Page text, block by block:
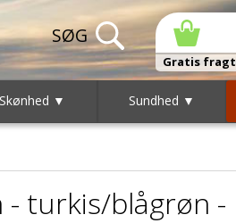
Gratis fragt
Skønhed ▼ Sundhed ▼
turkis/blågrøn -